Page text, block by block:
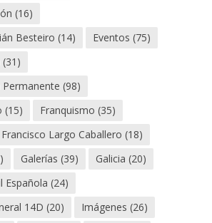
(16)
Besteiro (14) Eventos (75)
(31)
Permanente (98)
(15) Franquismo (35)
Largo Caballero (18)
Galerías (39) Galicia (20)
Española (24)
14D (20) Imágenes (26)